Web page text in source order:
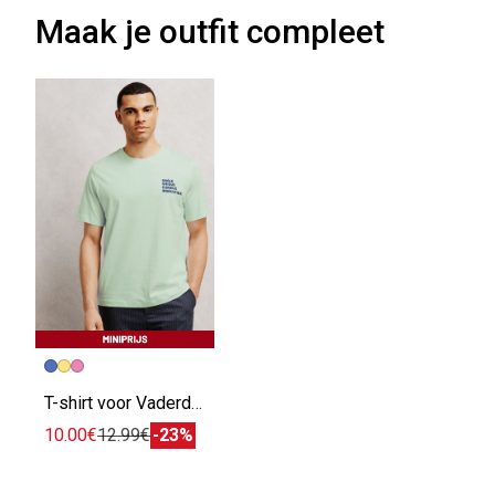
Maak je outfit compleet
T-shirt voor Vaderdag, print op de borst
10.00€12.99€-23%